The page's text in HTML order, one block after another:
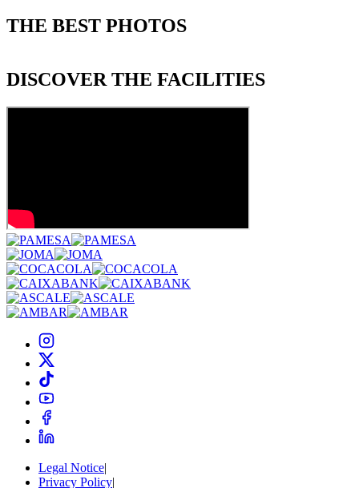
THE BEST PHOTOS
DISCOVER THE FACILITIES
Legal Notice|
Privacy Policy|